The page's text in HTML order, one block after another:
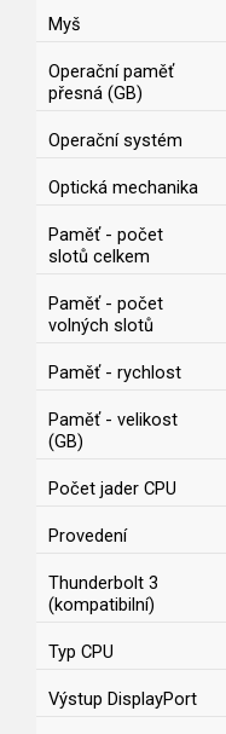
Myš
Operační paměť
přesná (GB)
Operační systém
Optická mechanika
Paměť - počet
slotů celkem
Paměť - počet
volných slotů
Paměť - rychlost
Paměť - velikost
(GB)
Počet jader CPU
Provedení
Thunderbolt 3
(kompatibilní)
Typ CPU
Výstup DisplayPort